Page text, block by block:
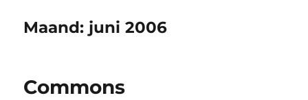
Maand: juni 2006
Commons